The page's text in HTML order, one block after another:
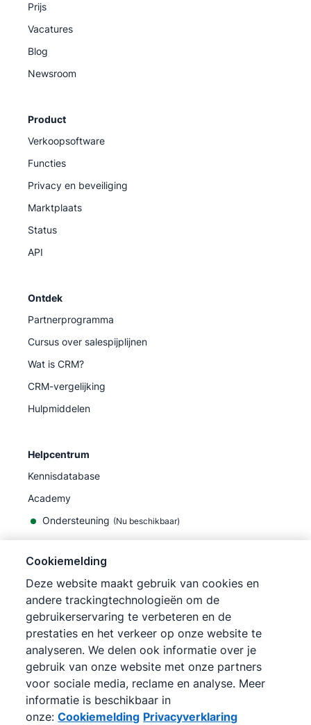
Prijs
Vacatures
Blog
Newsroom
Product
Verkoopsoftware
Functies
Privacy en beveiliging
Marktplaats
Status
API
Ontdek
Partnerprogramma
Cursus over salespijplijnen
Wat is CRM?
CRM-vergelijking
Hulpmiddelen
Helpcentrum
Kennisdatabase
Academy
Ondersteuning (Nu beschikbaar)
©2026 Pipedrive
Pipedrive
Gebruiksvoorwaarden
Pipedrive
Privacyverklaring
Siteoverzicht
Cookiemelding
Cookievoorkeuren
Pipedrive is een online CRM voor sales.
Cookiemelding
Deze website maakt gebruik van cookies en
andere trackingtechnologieën om de
gebruikerservaring te verbeteren en de
prestaties en het verkeer op onze website te
analyseren. We delen ook informatie over je
gebruik van onze website met onze partners
voor sociale media, reclame en analyse. Meer
informatie is beschikbaar in
onze: Cookiemelding Privacyverklaring